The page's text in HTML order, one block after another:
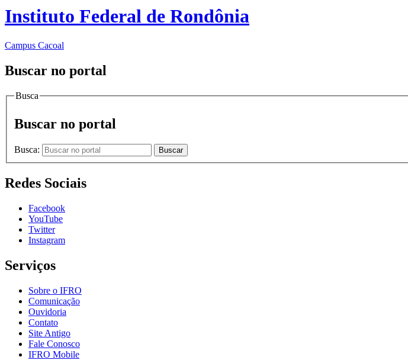
Instituto Federal de Rondônia
Campus Cacoal
Buscar no portal
Busca
Buscar no portal
Busca: Buscar
Redes Sociais
Facebook
YouTube
Twitter
Instagram
Serviços
Sobre o IFRO
Comunicação
Ouvidoria
Contato
Site Antigo
Fale Conosco
IFRO Mobile